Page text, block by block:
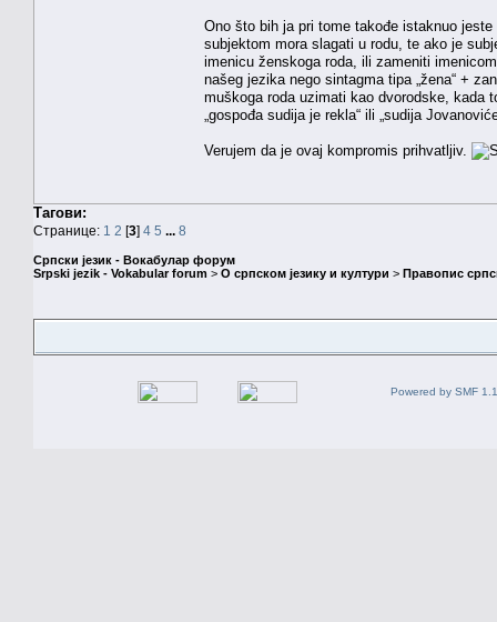
Ono što bih ja pri tome takođe istaknuo
subjektom mora slagati u rodu, te ako je
imenicu ženskoga roda, ili zameniti
našeg jezika nego sintagma tipa „žena“ +
muškoga roda uzimati kao dvorodske, kada
„gospođa sudija je rekla“ ili „sudija
Verujem da je ovaj kompromis prihvatljiv.
Тагови:
Странице: 1 2 [3] 4 5 ... 8
Српски језик - Вокабулар форум
Srpski jezik - Vokabular forum > О српском језику и култури > Правопис
Powered by SMF